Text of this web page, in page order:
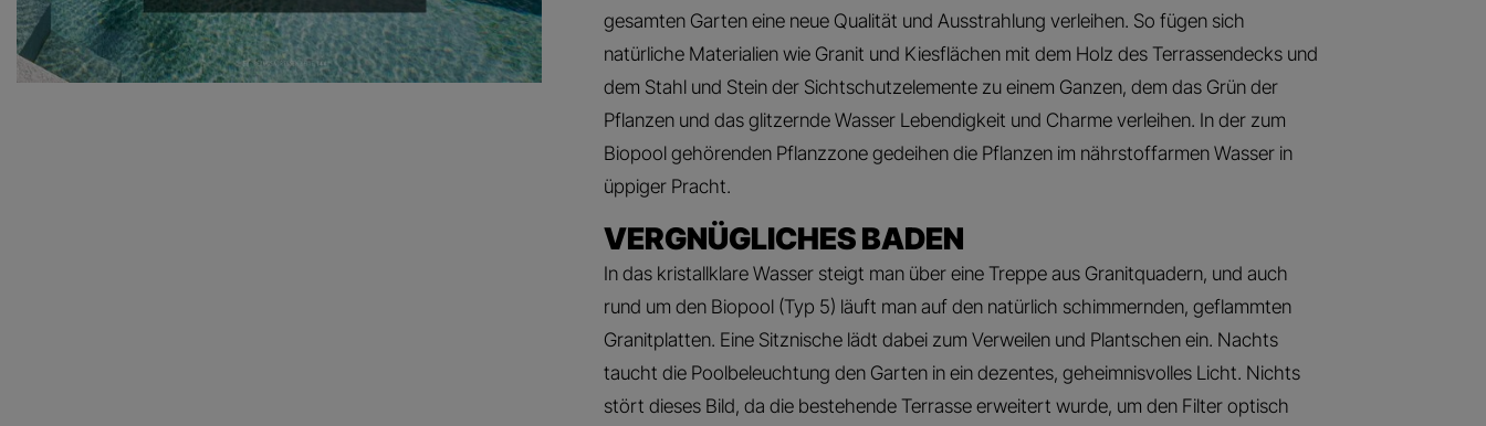
gesamten Garten eine neue Qualität und Ausstrahlung verleihen. So fügen sich
natürliche Materialien wie Granit und Kiesflächen mit dem Holz des Terrassendecks und
dem Stahl und Stein der Sichtschutzelemente zu einem Ganzen, dem das Grün der
Pflanzen und das glitzernde Wasser Lebendigkeit und Charme verleihen. In der zum
Biopool gehörenden Pflanzzone gedeihen die Pflanzen im nährstoffarmen Wasser in
üppiger Pracht.
VERGNÜGLICHES BADEN
In das kristallklare Wasser steigt man über eine Treppe aus Granitquadern, und auch
rund um den Biopool (Typ 5) läuft man auf den natürlich schimmernden, geflammten
Granitplatten. Eine Sitznische lädt dabei zum Verweilen und Plantschen ein. Nachts
taucht die Poolbeleuchtung den Garten in ein dezentes, geheimnisvolles Licht. Nichts
stört dieses Bild, da die bestehende Terrasse erweitert wurde, um den Filter optisch